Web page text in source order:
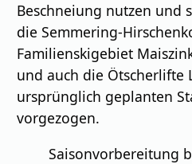
Beschneiung nutzen und
die Semmering-
Familienskigebiet
und auch die Ötscherlifte
ursprünglich geplanten
vorgezogen.
Saisonvorbereitung